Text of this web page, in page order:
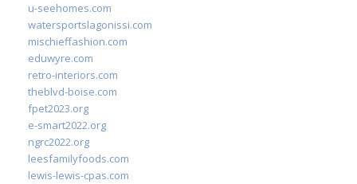
u-seehomes.com
watersportslagonissi.com
mischieffashion.com
eduwyre.com
retro-interiors.com
theblvd-boise.com
fpet2023.org
e-smart2022.org
ngrc2022.org
leesfamilyfoods.com
lewis-lewis-cpas.com